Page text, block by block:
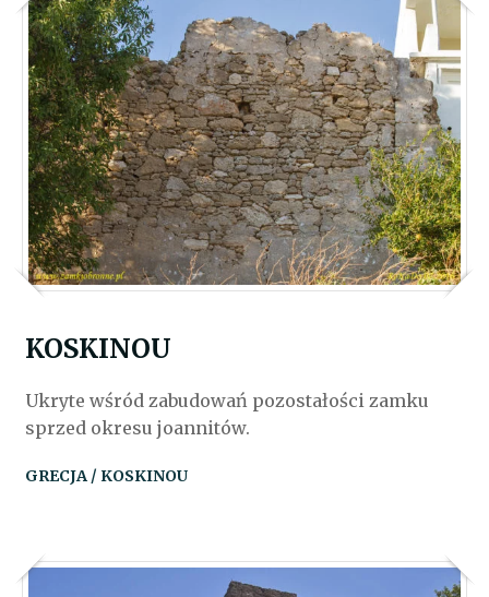
KOSKINOU
Ukryte wśród zabudowań pozostałości zamku
sprzed okresu joannitów.
GRECJA / KOSKINOU